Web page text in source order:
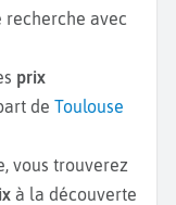
recherche avec
prix
de Toulouse
vous trouverez
à la découverte